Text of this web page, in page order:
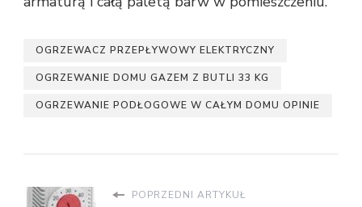
OGRZEWACZ PRZEPŁYWOWY ELEKTRYCZNY
OGRZEWANIE DOMU GAZEM Z BUTLI 33 KG
OGRZEWANIE PODŁOGOWE W CAŁYM DOMU OPINIE
POPRZEDNI ARTYKUŁ